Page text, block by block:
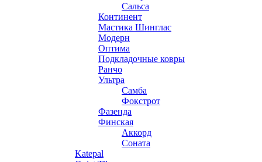
Сальса
Континент
Мастика Шинглас
Модерн
Оптима
Подкладочные ковры
Ранчо
Ультра
Самба
Фокстрот
Фазенда
Финская
Аккорд
Соната
Katepal